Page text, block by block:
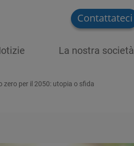
Contattateci
La nostra società
per il 2050: utopia o sfida